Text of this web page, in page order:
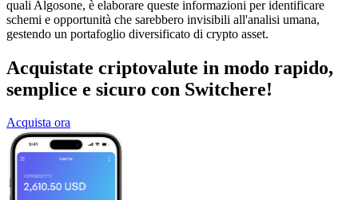
quali Algosone, è elaborare queste informazioni per identificare
schemi e opportunità che sarebbero invisibili all'analisi umana,
gestendo un portafoglio diversificato di crypto asset.
Acquistate criptovalute in modo rapido,
semplice e sicuro con Switchere!
Acquista ora